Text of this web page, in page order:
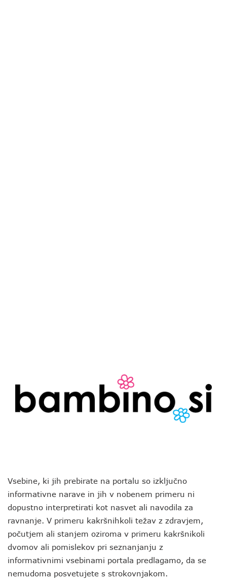
Vsebine, ki jih prebirate na portalu so izključno
informativne narave in jih v nobenem primeru ni
dopustno interpretirati kot nasvet ali navodila za
ravnanje. V primeru kakršnihkoli težav z zdravjem,
počutjem ali stanjem oziroma v primeru kakršnikoli
dvomov ali pomislekov pri seznanjanju z
informativnimi vsebinami portala predlagamo, da se
nemudoma posvetujete s strokovnjakom.